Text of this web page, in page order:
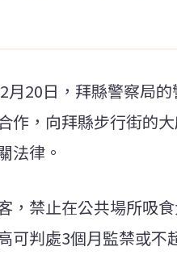
月20日，拜縣警察局
作，向拜縣步行街的
法律。
，禁止在公共場所吸
可判處3個月監禁或不